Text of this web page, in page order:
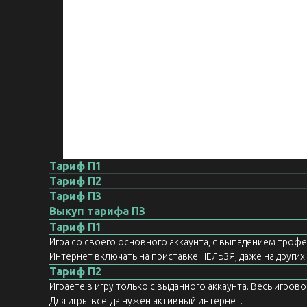
Тариф П1
Тариф П2
Тариф П3
Выкуп тарифа П3
Тариф П1
Игра со своего основного аккаунта, с выпадением
Интернет включать на приставке НЕЛЬЗЯ, даже на
Тариф П2
Играете в игру только с выданного аккаунта. Весь
Для игры всегда нужен активный интернет.